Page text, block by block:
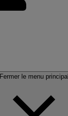
Fermer le menu principal